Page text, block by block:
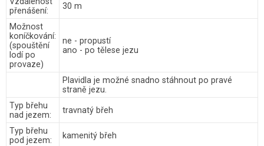
přenášení:
30 m
Možnost
koníčkování:
(spouštění
lodí po
provaze)
ne - propustí
ano - po tělese jezu
Plavidla je možné snadno stáhnout po pravé
straně jezu.
Typ břehu
nad jezem:
travnatý břeh
Typ břehu
pod jezem:
kamenitý břeh